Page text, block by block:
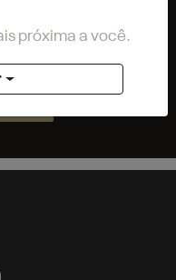
e concordo em receber
próxima a você.